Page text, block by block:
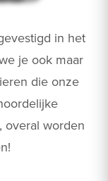
in het
je ook maar
die onze
overal worden